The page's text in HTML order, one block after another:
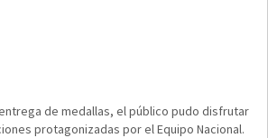
de medallas, el público pudo disfrutar
protagonizadas por el Equipo Nacional.